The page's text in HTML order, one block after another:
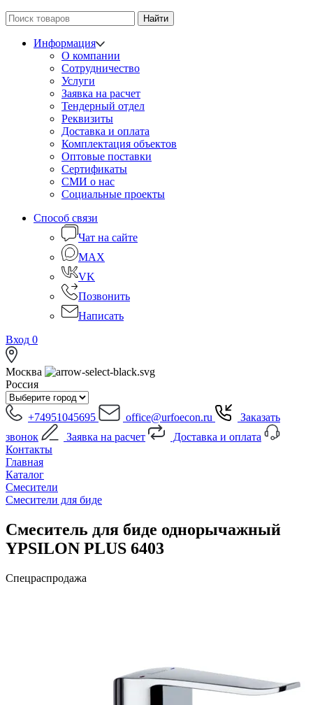
Найти
Информация
О компании
Сотрудничество
Услуги
Заявка на расчет
Тендерный отдел
Реквизиты
Доставка и оплата
Комплектация объектов
Оптовые поставки
Сертификаты
СМИ о нас
Социальные проекты
Способ связи
Чат на сайте
MAX
VK
Позвонить
Написать
Вход 0
Москва
Россия
+74951045695 office@urfoecon.ru
Заказать
звонок
Заявка на расчет
Доставка и оплата
Контакты
Главная
Каталог
Смесители
Смесители для биде
Смеситель для биде однорычажный
YPSILON PLUS 6403
Спецраспродажа